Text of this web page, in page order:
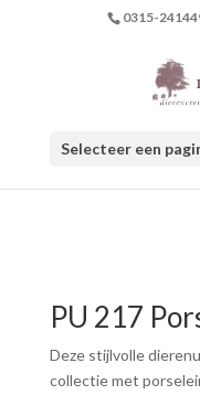
0315-
Selecteer een
PU 217
Deze stijlvolle
collectie met